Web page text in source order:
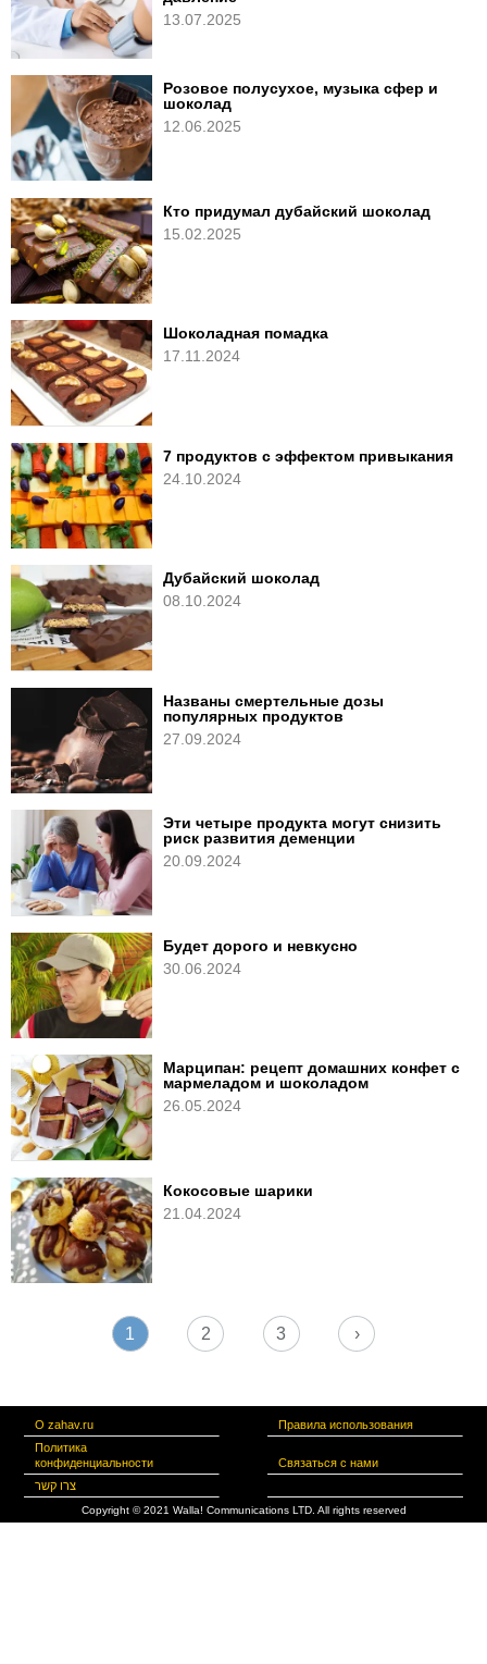
13.07.2025
Розовое полусухое, музыка сфер и
шоколад
12.06.2025
Кто придумал дубайский шоколад
15.02.2025
Шоколадная помадка
17.11.2024
7 продуктов с эффектом привыкания
24.10.2024
Дубайский шоколад
08.10.2024
Названы смертельные дозы
популярных продуктов
27.09.2024
Эти четыре продукта могут снизить
риск развития деменции
20.09.2024
Будет дорого и невкусно
30.06.2024
Марципан: рецепт домашних конфет с
мармеладом и шоколадом
26.05.2024
Кокосовые шарики
21.04.2024
1 2 3 ›
О zahav.ru
Правила использования
Политика
конфиденциальности
Связаться с нами
צרו קשר
Copyright © 2021 Walla! Communications LTD. All rights reserved